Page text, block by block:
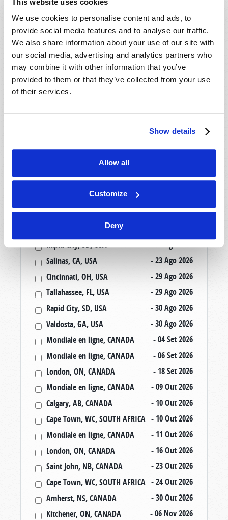
This website uses cookies
We use cookies to personalise content and ads, to
provide social media features and to analyse our traffic.
We also share information about your use of our site with
our social media, advertising and analytics partners who
may combine it with other information that you’ve
provided to them or that they’ve collected from your use
of their services.
Show details
Allow all
Customize
Deny
London, ON, CANADA
- 14 Ago 2026
Bay Area, CA, USA
- 15 Ago 2026
Cincinnati, OH, USA
- 15 Ago 2026
Edmundston, NB, CANADA
- 15 Ago 2026
Glasgow, Scot, UNITED KINGDOM
- 16 Ago 2026
Salinas, CA, USA
- 16 Ago 2026
Syracuse, NY, USA
Winnipeg, MB, CANADA
- 21 Ago 2026
Bay Area, CA, USA
Columbus, OH, USA
- 22 Ago 2026
Winkler, MB, CANADA
Rapid City, SD, USA
- 23 Ago 2026
Salinas, CA, USA
- 23 Ago 2026
Cincinnati, OH, USA
- 29 Ago 2026
Tallahassee, FL, USA
- 29 Ago 2026
Rapid City, SD, USA
- 30 Ago 2026
Valdosta, GA, USA
- 30 Ago 2026
Mondiale en ligne, CANADA
- 04 Set 2026
Mondiale en ligne, CANADA
- 06 Set 2026
London, ON, CANADA
- 18 Set 2026
Mondiale en ligne, CANADA
- 09 Out 2026
Calgary, AB, CANADA
- 10 Out 2026
Cape Town, WC, SOUTH AFRICA - 10 Out 2026
Mondiale en ligne, CANADA
- 11 Out 2026
London, ON, CANADA
- 16 Out 2026
Saint John, NB, CANADA
- 23 Out 2026
Cape Town, WC, SOUTH AFRICA - 24 Out 2026
Amherst, NS, CANADA
- 30 Out 2026
Kitchener, ON, CANADA
- 06 Nov 2026